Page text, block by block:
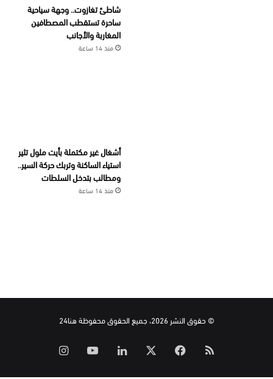
شاطئ تغازوت.. وجهة سياحية
ساحرة تستقطب المصطافين
المغاربة والأجانب
منذ 14 ساعة
أشغال غير مكتملة بأيت ملول تثير
استياء الساكنة وتربك حركة السير..
ومطالب بتدخل السلطات
منذ 14 ساعة
© حقوق النشر 2026، جميع الحقوق محفوظة هنا24
ملخص
فيسبوك لينكدإن ‫YouTube